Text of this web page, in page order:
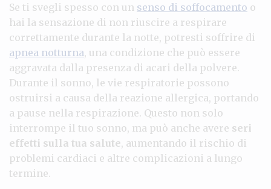
Se ti svegli spesso con un senso di soffocamento o
hai la sensazione di non riuscire a respirare
correttamente durante la notte, potresti soffrire di
apnea notturna, una condizione che può essere
aggravata dalla presenza di acari della polvere.
Durante il sonno, le vie respiratorie possono
ostruirsi a causa della reazione allergica, portando
a pause nella respirazione. Questo non solo
interrompe il tuo sonno, ma può anche avere seri
effetti sulla tua salute, aumentando il rischio di
problemi cardiaci e altre complicazioni a lungo
termine.